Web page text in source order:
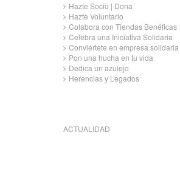
Hazte Socio | Dona
Hazte Voluntario
Colabora con Tiendas Benéficas
Celebra una Iniciativa Solidaria
Conviértete en empresa solidaria
Pon una hucha en tu vida
Dedica un azulejo
Herencias y Legados
ACTUALIDAD